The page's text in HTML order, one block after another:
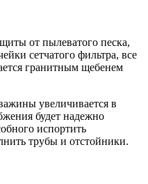
от пылеватого песка,
cетчатого фильтра, все
гранитным щебенем
увеличивается в
будет надежно
испортить
трубы и отстойники.